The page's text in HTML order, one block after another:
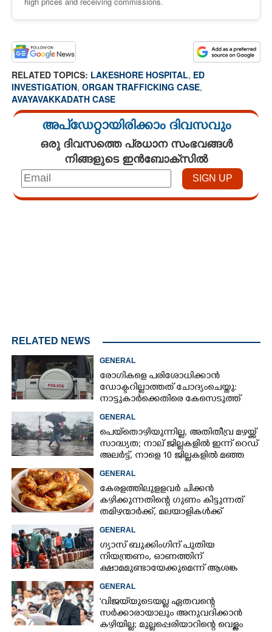
RELATED TOPICS: LAKESHORE HOSPITAL, ED
INVESTIGATION, ORGAN TRAFFICKING CASE,
AVAYAVAKKADATH CASE
അപ്ഡേറ്റായിരിക്കാം ദിവസവും
ഒരു ദിവസത്തെ പ്രധാന സംഭവങ്ങൾ
നിങ്ങളുടെ ഇൻബോക്സിൽ
RELATED NEWS
GENERAL
രോഗികളെ പരിശോധിക്കാൻ
ഡോക്ടറില്ലാത്തത് ചോദ്യംചെയ്തു:
നാട്ടുകാർക്കെതിരെ കേസെടുത്ത്
GENERAL
പെയ്തൊഴിയുന്നില്ല, അതിതീവ്ര മഴയ്ക്ക്
സാദ്ധ്യത;​ നാല് ജില്ലകളിൽ ഇന്ന് റെഡ്
അലർട്ട്,​ നാളെ 10 ജില്ലകളിൽ മഞ്ഞ
GENERAL
കേരളത്തിലുളളവർ ചിക്കൻ
കഴിക്കുന്നതിന്റെ ഗുണം കിട്ടുന്നത്
തമിഴന്മാർക്ക്, മലയാളികൾക്ക്
GENERAL
ഗ്യാസ് ബുക്കിംഗിന് പുതിയ
നിയന്ത്രണം, ഓണത്തിന്
ക്ഷാമമുണ്ടായേക്കുമെന്ന് ആശങ്ക
GENERAL
'വിജയ്‌യുടെയല്ല ഏതവന്റെ
സർക്കാരായാലും അനുവദിക്കാൻ
കഴിയില്ല; മുല്ലപ്പെരിയാറിന്റെ വെള്ളം